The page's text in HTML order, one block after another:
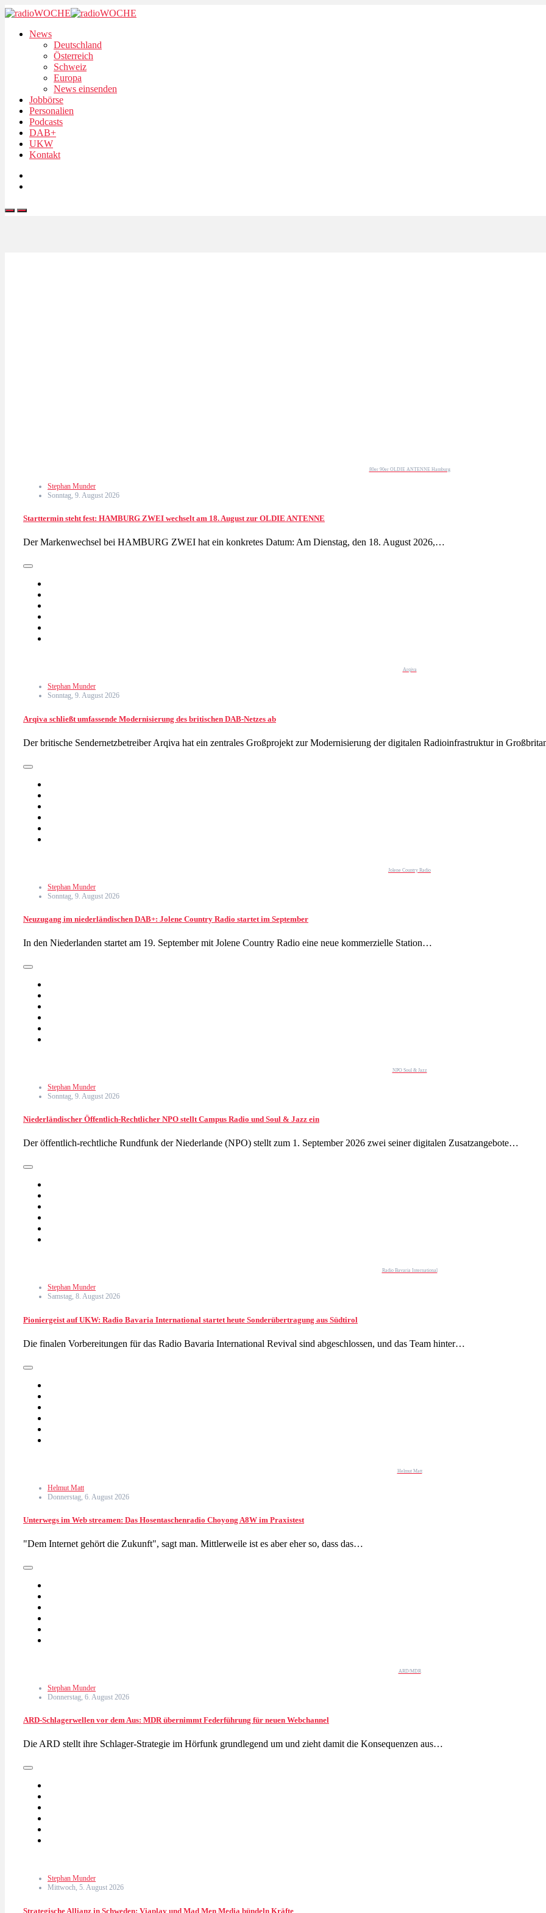
News
Deutschland
Österreich
Schweiz
Europa
News einsenden
Jobbörse
Personalien
Podcasts
DAB+
UKW
Kontakt
80er 90er OLDIE ANTENNE Hamburg
Stephan Munder
Sonntag, 9. August 2026
Starttermin steht fest: HAMBURG ZWEI wechselt am 18. August zur OLDIE ANTENNE
Der Markenwechsel bei HAMBURG ZWEI hat ein konkretes Datum: Am Dienstag, den 18. August 2026,…
Arqiva
Stephan Munder
Sonntag, 9. August 2026
Arqiva schließt umfassende Modernisierung des britischen DAB-Netzes ab
Der britische Sendernetzbetreiber Arqiva hat ein zentrales Großprojekt zur Modernisierung der digitalen Radioinfrastruktur in
Jolene Country Radio
Stephan Munder
Sonntag, 9. August 2026
Neuzugang im niederländischen DAB+: Jolene Country Radio startet im September
In den Niederlanden startet am 19. September mit Jolene Country Radio eine neue kommerzielle Station…
NPO Soul & Jazz
Stephan Munder
Sonntag, 9. August 2026
Niederländischer Öffentlich-Rechtlicher NPO stellt Campus Radio und Soul & Jazz ein
Der öffentlich-rechtliche Rundfunk der Niederlande (NPO) stellt zum 1. September 2026 zwei seiner digitalen Zusatzangebote…
Radio Bavaria International
Stephan Munder
Samstag, 8. August 2026
Pioniergeist auf UKW: Radio Bavaria International startet heute Sonderübertragung aus Südtirol
Die finalen Vorbereitungen für das Radio Bavaria International Revival sind abgeschlossen, und das Team hinter…
Helmut Matt
Helmut Matt
Donnerstag, 6. August 2026
Unterwegs im Web streamen: Das Hosentaschenradio Choyong A8W im Praxistest
"Dem Internet gehört die Zukunft", sagt man. Mittlerweile ist es aber eher so, dass das…
ARD/MDR
Stephan Munder
Donnerstag, 6. August 2026
ARD-Schlagerwellen vor dem Aus: MDR übernimmt Federführung für neuen Webchannel
Die ARD stellt ihre Schlager-Strategie im Hörfunk grundlegend um und zieht damit die Konsequenzen aus…
Stephan Munder
Mittwoch, 5. August 2026
Strategische Allianz in Schweden: Viaplay und Mad Men Media bündeln Kräfte